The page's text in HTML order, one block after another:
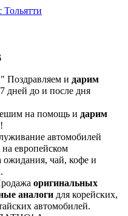
Тольятти
" Поздравляем и дарим
дней до и после дня
на помощь и дарим
автомобилей
на европейском
ожидания, чай, кофе и
оригинальных
аналоги для корейских,
автомобилей.